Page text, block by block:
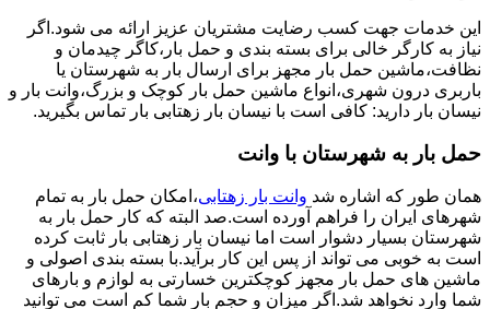
این خدمات جهت کسب رضایت مشتریان عزیز ارائه می شود.اگر
نیاز به کارگر خالی برای بسته بندی و حمل بار،کاگر چیدمان و
نظافت،ماشین حمل بار مجهز برای ارسال بار به شهرستان یا
باربری درون شهری،انواع ماشین حمل بار کوچک و بزرگ،وانت بار و
نیسان بار دارید: کافی است با نیسان بار زهتابی بار تماس بگیرید.
حمل بار به شهرستان با وانت
همان طور که اشاره شد وانت بار زهتابی،امکان حمل بار به تمام
شهرهای ایران را فراهم آورده است.صد البته که کار حمل بار به
شهرستان بسیار دشوار است اما نیسان بار زهتابی بار ثابت کرده
است به خوبی می تواند از پس این کار برآید.با بسته بندی اصولی و
ماشین های حمل بار مجهز کوچکترین خسارتی به لوازم و بارهای
شما وارد نخواهد شد.اگر میزان و حجم بار شما کم است می توانید